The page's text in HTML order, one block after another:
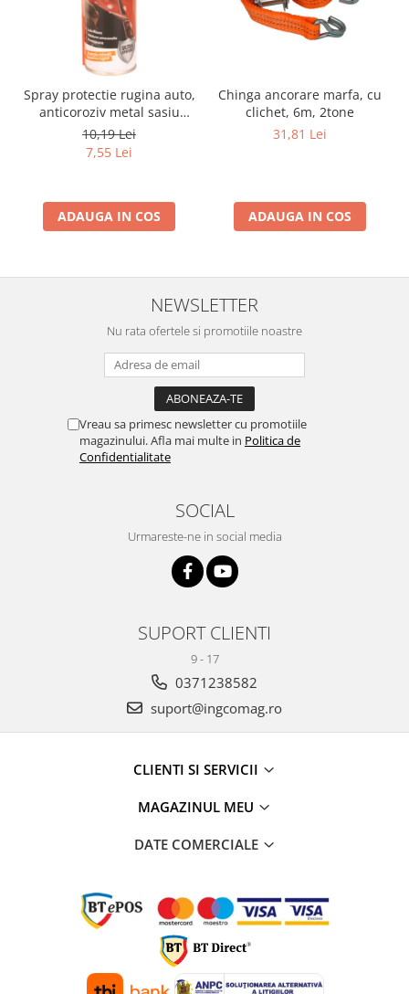
Spray protectie rugina auto,
anticoroziv metal sasiu
praguri usi aerosol, 200 ml
10,19 Lei
7,55 Lei
ADAUGA IN COS
Chinga ancorare marfa, cu
clichet, 6m, 2tone
31,81 Lei
ADAUGA IN COS
NEWSLETTER
Nu rata ofertele si promotiile noastre
Vreau sa primesc newsletter cu promotiile
magazinului. Afla mai multe in Politica de
Confidentialitate
SOCIAL
Urmareste-ne in social media
SUPORT CLIENTI
9 - 17
0371238582
suport@ingcomag.ro
CLIENTI SI SERVICII
MAGAZINUL MEU
DATE COMERCIALE